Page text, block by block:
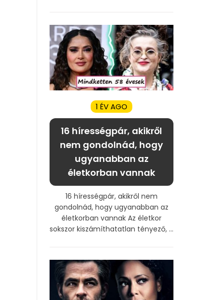
1 ÉV AGO
16 hírességpár, akikről
nem gondolnád, hogy
ugyanabban az
életkorban vannak
16 hírességpár, akikről nem
gondolnád, hogy ugyanabban az
életkorban vannak Az életkor
sokszor kiszámíthatatlan tényező, ...